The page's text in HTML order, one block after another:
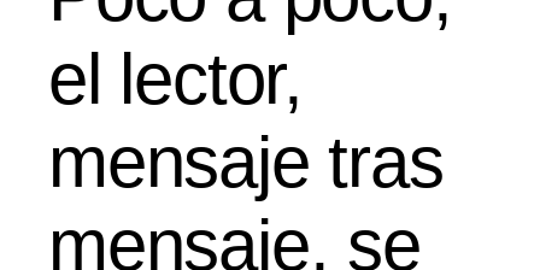
el lector,
mensaje tras
mensaje, se